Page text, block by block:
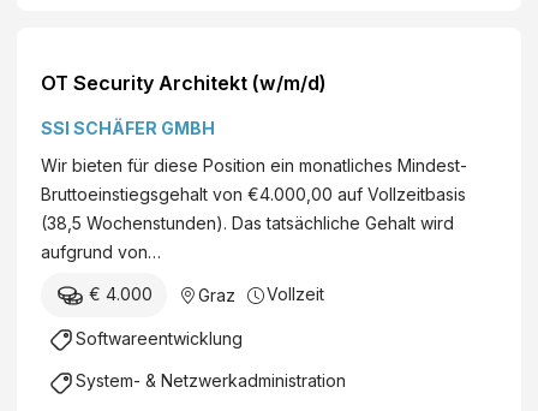
OT Security Architekt (w/m/d)
SSI SCHÄFER GMBH
Wir bieten für diese Position ein monatliches Mindest-
Bruttoeinstiegsgehalt von €4.000,00 auf Vollzeitbasis
(38,5 Wochenstunden). Das tatsächliche Gehalt wird
aufgrund von…
€ 4.000 Graz Vollzeit
Softwareentwicklung
System- & Netzwerkadministration